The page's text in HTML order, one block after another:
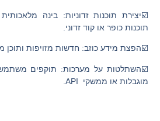
☑️יצירת תוכנות זדוניות: בינה
תוכנות כופר או קוד זדוני.
☑️הפצת מידע כוזב: חדשות מזויפות ותוכן
מוגבלות או ממשקי API.